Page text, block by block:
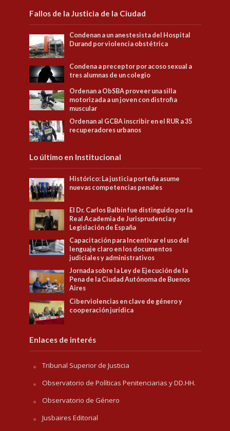
Fallos de la Justicia de la Ciudad
Condenan a un anestesista del Hospital
Durand por violencia obstétrica
Condena a preceptor por acoso sexual a
tres alumnas de un colegio
Ordenan a ObSBA proveer una silla
motorizada a un joven con distrofia
muscular
Ordenan al GCBA inscribir en el RUR a 35
recuperadores urbanos
Lo último en Institucional
Histórico: La justicia porteña asume
nuevas competencias penales
El Dr. Carlos Balbín fue distinguido por la
Real Academia de Jurisprudencia y
Legislación de España
Capacitación para Incentivar el uso del
lenguaje claro en los documentos
judiciales y administrativos
Jornada sobre la Ley de Ejecución de la
Pena de la Ciudad Autónoma de Buenos
Aires
Ciberviolencias en clave de género y
cooperación jurídica
Enlaces de interés
Tribunal Superior de Justicia
Observatorio de Políticas Penitenciarias y DD.HH.
Observatorio de Género
Jusbaires Editorial